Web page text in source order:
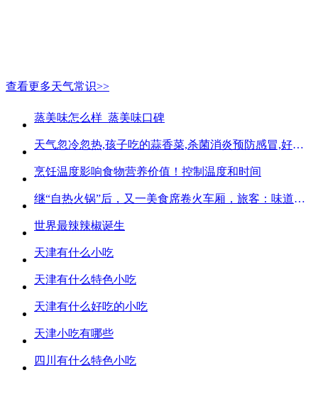
查看更多天气常识>>
蒸美味怎么样_蒸美味口碑
天气忽冷忽热,孩子吃的蒜香菜,杀菌消炎预防感冒,好吃不贵
烹饪温度影响食物营养价值！控制温度和时间
继“自热火锅”后，又一美食席卷火车厢，旅客：味道好吃又方便
世界最辣辣椒诞生
天津有什么小吃
天津有什么特色小吃
天津有什么好吃的小吃
天津小吃有哪些
四川有什么特色小吃